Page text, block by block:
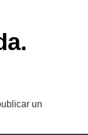
un